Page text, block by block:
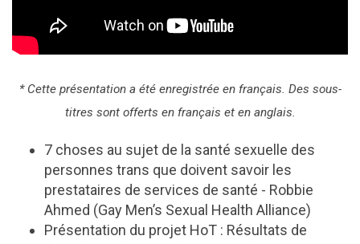
* Cette présentation a été enregistrée en français. Des sous-
titres sont offerts en français et en anglais.
7 choses au sujet de la santé sexuelle des
personnes trans que doivent savoir les
prestataires de services de santé - Robbie
Ahmed (Gay Men’s Sexual Health Alliance)
Présentation du projet HoT : Résultats de